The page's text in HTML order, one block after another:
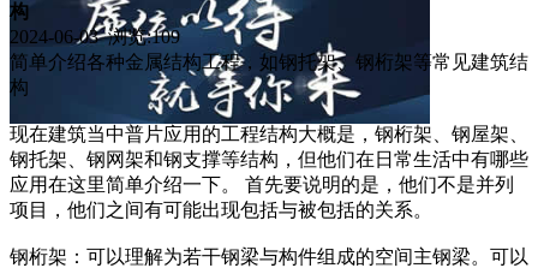
构
2024-06-03 浏览:109
简单介绍各种金属结构工程，如钢托架、钢桁架等常见建筑结
构
现在建筑当中普片应用的工程结构大概是，钢桁架、钢屋架、
钢托架、钢网架和钢支撑等结构，但他们在日常生活中有哪些
应用在这里简单介绍一下。 首先要说明的是，他们不是并列
项目，他们之间有可能出现包括与被包括的关系。
钢桁架：可以理解为若干钢梁与构件组成的空间主钢梁。可以